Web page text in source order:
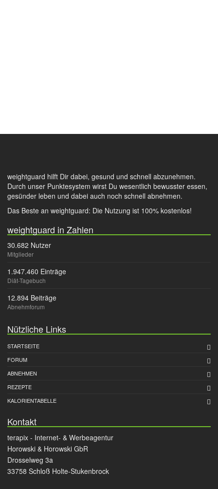
weightguard hilft Dir dabei, gesund und schnell abzunehmen.
Durch unser Punktesystem wirst Du wesentlich bewusster essen,
gesünder leben und dabei auch noch schnell abnehmen.
Das Beste an weightguard: Die Nutzung ist 100% kostenlos!
weightguard in Zahlen
30.682 Nutzer
Mitglieder
1.947.460 Einträge
Diät-Tagebuch
12.894 Beiträge
Abnehmforum
Nützliche Links
STARTSEITE
FORUM
ABNEHMEN
REZEPTE
KALORIENTABELLE
Kontakt
terapix - Internet- & Werbeagentur
Horowski & Horowski GbR
Drosselweg 3a
33758 Schloß Holte-Stukenbrock